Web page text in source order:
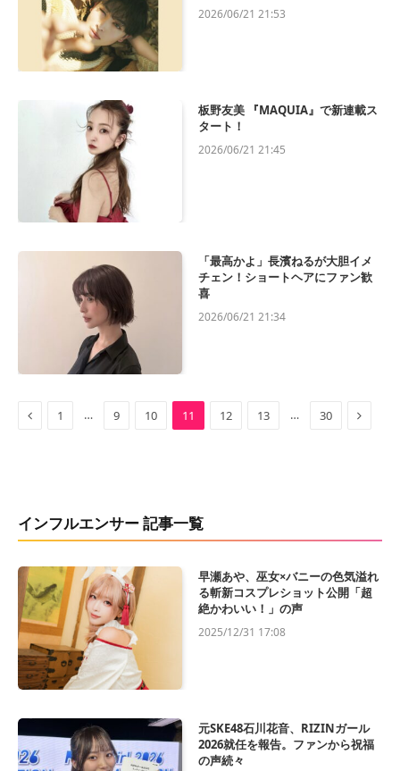
2026/06/21 21:53
板野友美 『MAQUIA』で新連載ス
タート！
2026/06/21 21:45
「最高かよ」長濱ねるが大胆イメ
チェン！ショートヘアにファン歓
喜
2026/06/21 21:34
Previous
1 … 9 10 11 12 13 … 30 Next
インフルエンサー 記事一覧
早瀬あや、巫女×バニーの色気溢れ
る斬新コスプレショット公開「超
絶かわいい！」の声
2025/12/31 17:08
元SKE48石川花音、RIZINガール
2026就任を報告。ファンから祝福
の声続々